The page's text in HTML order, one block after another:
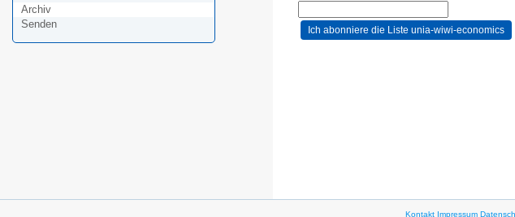
Archiv
Senden
Kontakt Impressum